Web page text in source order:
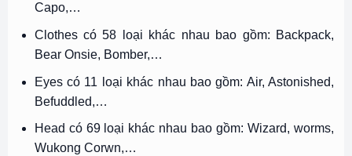
Capo,…
Clothes có 58 loại khác nhau bao gồm: Backpack,
Bear Onsie, Bomber,…
Eyes có 11 loại khác nhau bao gồm: Air, Astonished,
Befuddled,…
Head có 69 loại khác nhau bao gồm: Wizard, worms,
Wukong Corwn,…